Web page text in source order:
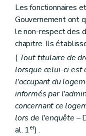
Les fonctionnaires
Gouvernement ont
le non-respect des
chapitre. Ils
( Tout titulaire de
lorsque celui-ci est
l'occupant du
informés par
concernant ce
lors de l'enquête –
al. 1er) .